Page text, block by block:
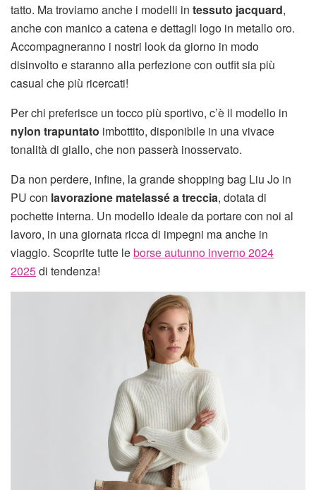
tatto. Ma troviamo anche i modelli in tessuto jacquard,
anche con manico a catena e dettagli logo in metallo oro.
Accompagneranno i nostri look da giorno in modo
disinvolto e staranno alla perfezione con outfit sia più
casual che più ricercati!
Per chi preferisce un tocco più sportivo, c’è il modello in
nylon trapuntato imbottito, disponibile in una vivace
tonalità di giallo, che non passerà inosservato.
Da non perdere, infine, la grande shopping bag Liu Jo in
PU con lavorazione matelassé a treccia, dotata di
pochette interna. Un modello ideale da portare con noi al
lavoro, in una giornata ricca di impegni ma anche in
viaggio. Scoprite tutte leborse autunno inverno 2024
2025di tendenza!